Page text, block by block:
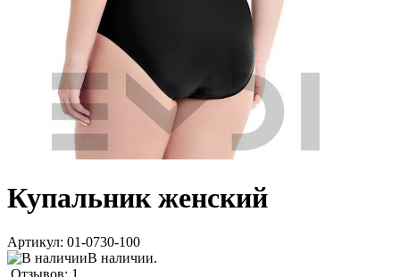
Купальник женский
Артикул: 01-0730-100
В наличии.
Отзывов: 1